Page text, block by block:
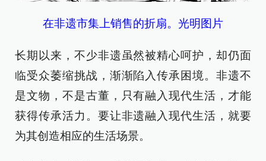
在非遗市集上销售的折扇。光明图片
长期以来，不少非遗虽然被精心呵护，却仍面
临受众萎缩挑战，渐渐陷入传承困境。非遗不
是文物，不是古董，只有融入现代生活，才能
获得传承活力。要让非遗融入现代生活，就要
为其创造相应的生活场景。